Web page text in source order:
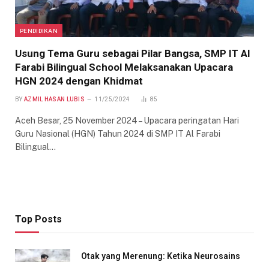
PENDIDIKAN
Usung Tema Guru sebagai Pilar Bangsa, SMP IT Al
Farabi Bilingual School Melaksanakan Upacara
HGN 2024 dengan Khidmat
BY AZMIL HASAN LUBIS 11/25/2024 85
Aceh Besar, 25 November 2024 – Upacara peringatan Hari
Guru Nasional (HGN) Tahun 2024 di SMP IT Al Farabi
Bilingual…
Top Posts
Otak yang Merenung: Ketika Neurosains